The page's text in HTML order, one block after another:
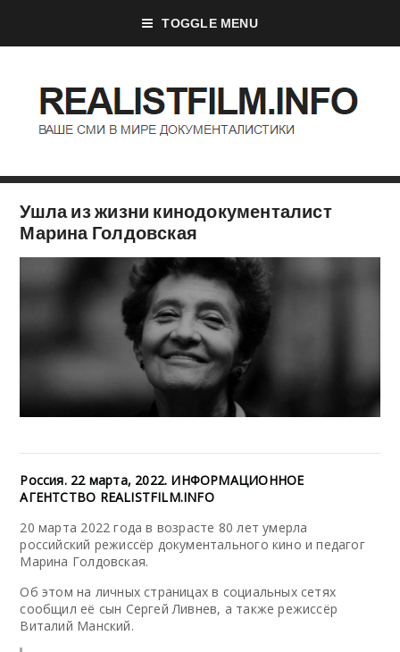
TOGGLE MENU
Ушла из жизни кинодокументалист
Марина Голдовская
Россия. 22 марта, 2022. ИНФОРМАЦИОННОЕ
АГЕНТСТВО REALISTFILM.INFO
20 марта 2022 года в возрасте 80 лет умерла
российский режиссёр документального кино и педагог
Марина Голдовская.
Об этом на личных страницах в социальных сетях
сообщил её сын Сергей Ливнев, а также режиссёр
Виталий Манский.